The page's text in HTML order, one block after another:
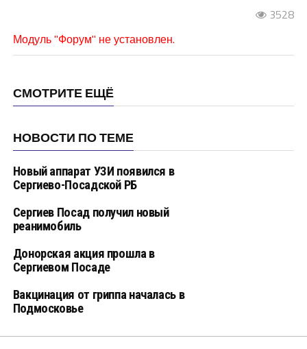
3528
Модуль "Форум" не установлен.
СМОТРИТЕ ЕЩЁ
НОВОСТИ ПО ТЕМЕ
Новый аппарат УЗИ появился в
Сергиево-Посадской РБ
Сергиев Посад получил новый
реанимобиль
Донорская акция прошла в
Сергиевом Посаде
Вакцинация от гриппа началась в
Подмосковье